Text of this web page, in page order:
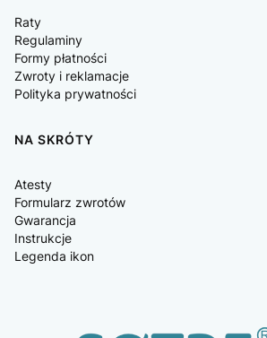
Raty
Regulaminy
Formy płatności
Zwroty i reklamacje
Polityka prywatności
NA SKRÓTY
Atesty
Formularz zwrotów
Gwarancja
Instrukcje
Legenda ikon